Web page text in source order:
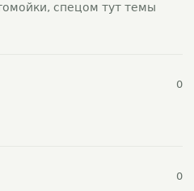
спецом тут темы
0
0